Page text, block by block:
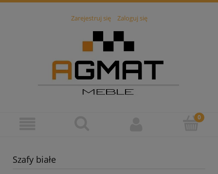
Zarejestruj się Zaloguj się
Szafy białe